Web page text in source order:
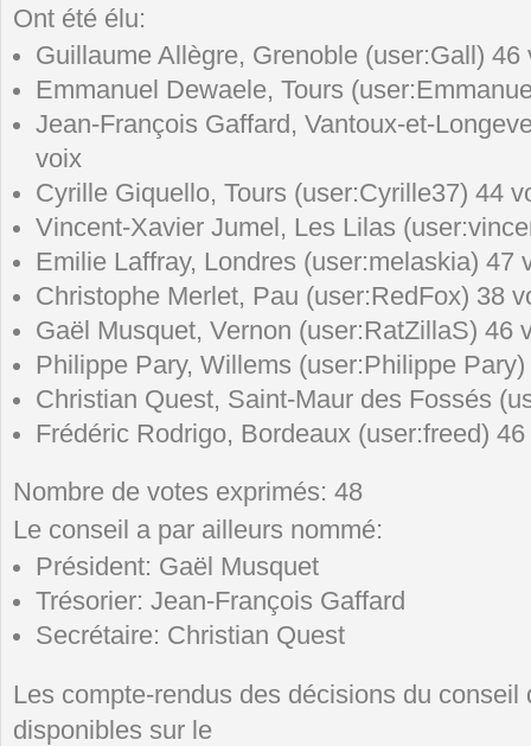
Ont été élu:
Guillaume Allègre, Grenoble (user:Gall)
Emmanuel Dewaele, Tours
Jean-François Gaffard, Vantoux-et-
voix
Cyrille Giquello, Tours (user:Cyrille37) 44
Vincent-Xavier Jumel, Les Lilas
Emilie Laffray, Londres (user:melaskia) 47
Christophe Merlet, Pau (user:RedFox) 38
Gaël Musquet, Vernon (user:RatZillaS) 46
Philippe Pary, Willems (user:Philippe
Christian Quest, Saint-Maur des Fossés
Frédéric Rodrigo, Bordeaux (user:freed)
Nombre de votes exprimés: 48
Le conseil a par ailleurs nommé:
Président: Gaël Musquet
Trésorier: Jean-François Gaffard
Secrétaire: Christian Quest
Les compte-rendus des décisions du conseil
disponibles sur le